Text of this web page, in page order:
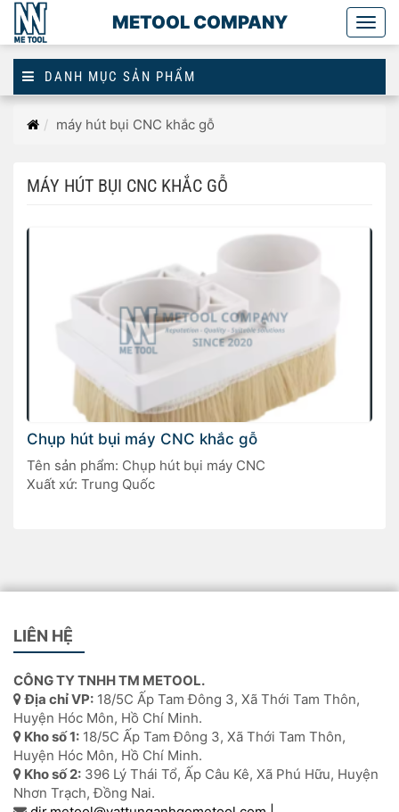
METOOL COMPANY
DANH MỤC SẢN PHẨM
Trangmáy hút bụi CNC khắc gỗ
MÁY HÚT BỤI CNC KHẮC GỖ
Chụp hút bụi máy CNC khắc gỗ
Tên sản phẩm: Chụp hút bụi máy CNC
Xuất xứ: Trung Quốc
LIÊN HỆ
CÔNG TY TNHH TM METOOL.
Địa chỉ VP: 18/5C Ấp Tam Đông 3, Xã Thới Tam Thôn,
Huyện Hóc Môn, Hồ Chí Minh.
Kho số 1: 18/5C Ấp Tam Đông 3, Xã Thới Tam Thôn,
Huyện Hóc Môn, Hồ Chí Minh.
Kho số 2: 396 Lý Thái Tổ, Ấp Câu Kê, Xã Phú Hữu, Huyện
Nhơn Trạch, Đồng Nai.